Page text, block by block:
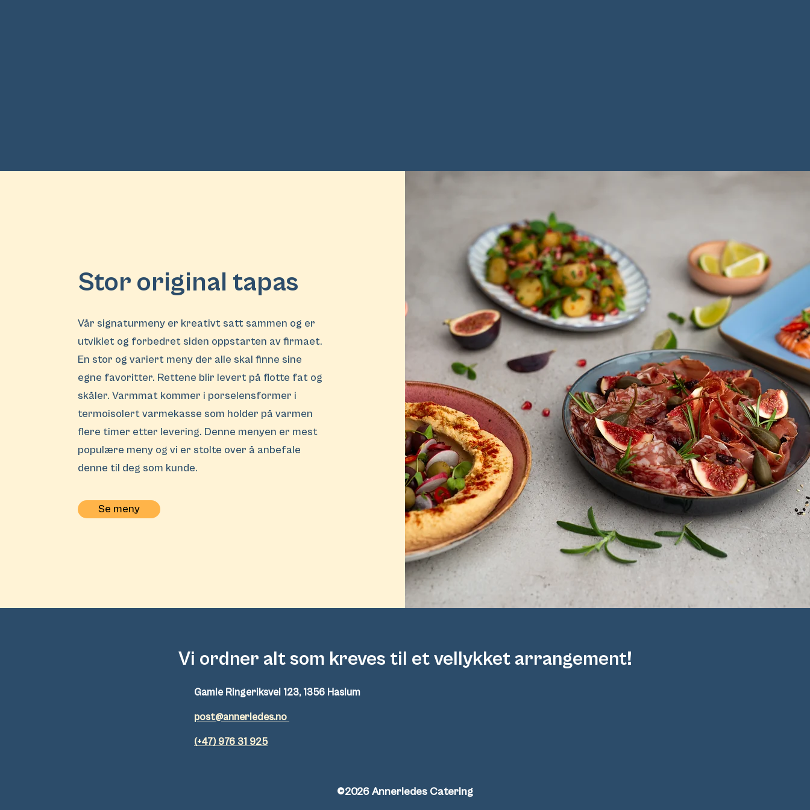
Stor original tapas
Vår signaturmeny er kreativt satt sammen og er
utviklet og forbedret siden oppstarten av firmaet.
En stor og variert meny der alle skal finne sine
egne favoritter. Rettene blir levert på flotte fat og
skåler. Varmmat kommer i porselensformer i
termoisolert varmekasse som holder på varmen
flere timer etter levering. Denne menyen er mest
populære meny og vi er stolte over å anbefale
denne til deg som kunde.
Se meny
Vi ordner alt som kreves til et vellykket arrangement!
Gamle Ringeriksvei 123, 1356 Haslum
post@annerledes.no
(+47) 976 31 925
©2026 Annerledes Catering